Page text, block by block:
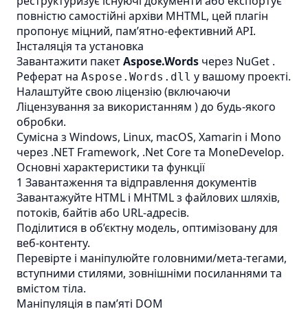
повністю самостійні архіви MHTML, цей плагін
пропонує міцний, пам’ятно-ефективний API.
Інсталяція та установка
Завантажити пакетAspose.Words через NuGet .
Реферат на Aspose.Words.dll у вашому проекті.
Налаштуйте свою ліцензію (включаючи
Ліцензування за використанням ) до будь-якого
обробки.
Сумісна з Windows, Linux, macOS, Xamarin і Mono
через .NET Framework, .Net Core та MoneDevelop.
Основні характеристики та функції
1 Завантаження та відправлення документів
Завантажуйте HTML і MHTML з файлових шляхів,
потоків, байтів або URL-адресів.
Поділитися в об’єктну модель, оптимізовану для
веб-контенту.
Перевірте і маніпулюйте головними/мета-тегами,
вступними стилями, зовнішніми посиланнями та
вмістом тіла.
Маніпуляція в пам’яті DOM